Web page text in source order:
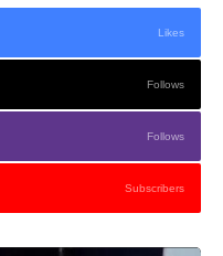
Likes
Follows
Follows
Subscribers